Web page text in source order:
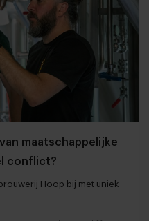
maatschappelijke
conflict?
Hoop bij met uniek